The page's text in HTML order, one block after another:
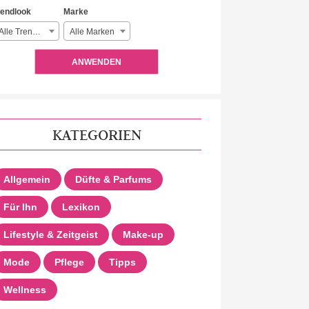
Alle Trendlooks
Marke
Alle Marken
ANWENDEN
KATEGORIEN
Allgemein Düfte & Parfums
Für Ihn Lexikon
Lifestyle & Zeitgeist Make-up
Mode Pflege Tipps
Wellness